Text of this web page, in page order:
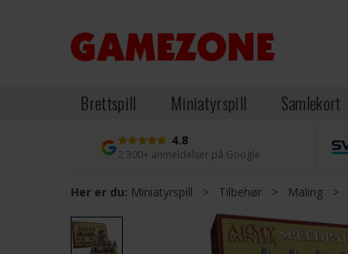
Brettspill Miniatyrspill Samlekort
4.8
2 300+ anmeldelser på Google
Her er du: Miniatyrspill > Tilbehør > Maling >